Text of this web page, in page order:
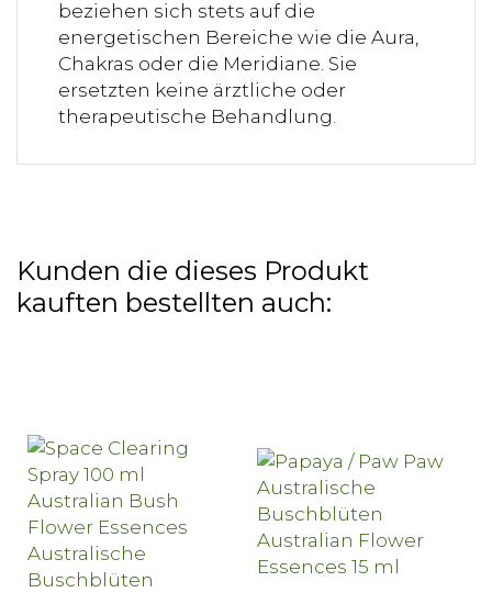
beziehen sich stets auf die
energetischen Bereiche wie die Aura,
Chakras oder die Meridiane. Sie
ersetzten keine ärztliche oder
therapeutische Behandlung.
Kunden die dieses Produkt
kauften bestellten auch: